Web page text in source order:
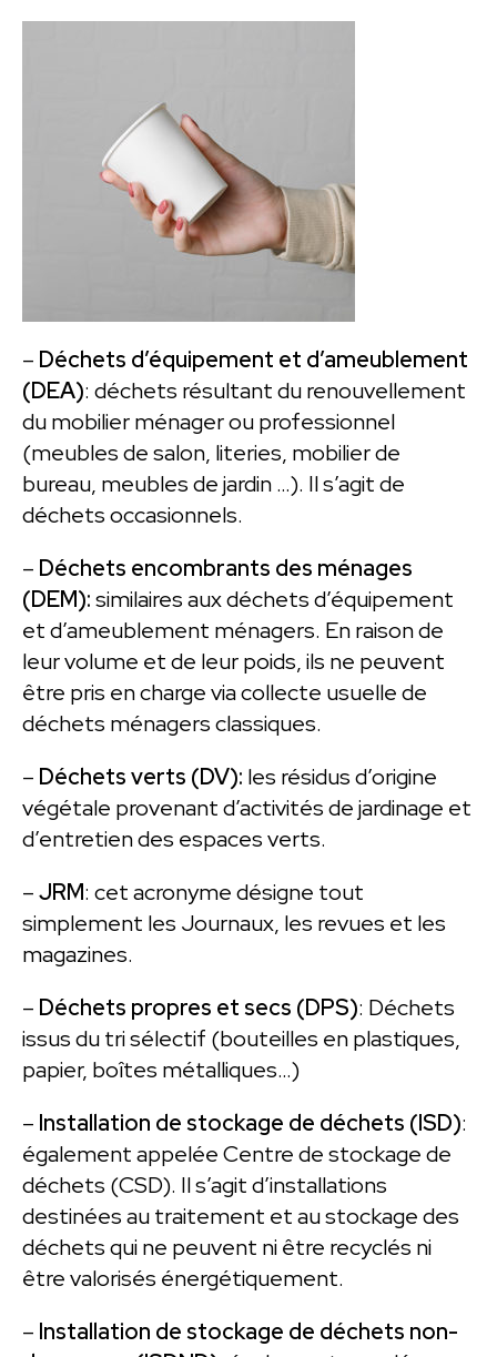
– Déchets d’équipement et d’ameublement
(DEA): déchets résultant du renouvellement
du mobilier ménager ou professionnel
(meubles de salon, literies, mobilier de
bureau, meubles de jardin …). Il s’agit de
déchets occasionnels.
– Déchets encombrants des ménages
(DEM):similaires aux déchets d’équipement
et d’ameublement ménagers. En raison de
leur volume et de leur poids, ils ne peuvent
être pris en charge via collecte usuelle de
déchets ménagers classiques.
– Déchets verts (DV): les résidus d’origine
végétale provenant d’activités de jardinage et
d’entretien des espaces verts.
–JRM: cet acronyme désigne tout
simplement les Journaux, les revues et les
magazines.
– Déchets propres et secs (DPS): Déchets
issus du tri sélectif (bouteilles en plastiques,
papier, boîtes métalliques…)
– Installation de stockage de déchets (ISD):
également appelée Centre de stockage de
déchets (CSD). Il s’agit d’installations
destinées au traitement et au stockage des
déchets qui ne peuvent ni être recyclés ni
être valorisés énergétiquement.
– Installation de stockage de déchets non-